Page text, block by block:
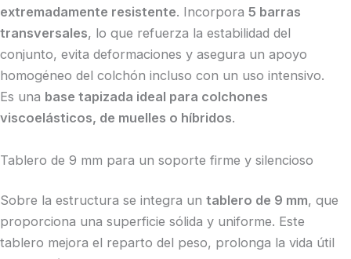
extremadamente resistente. Incorpora 5 barras
transversales, lo que refuerza la estabilidad del
conjunto, evita deformaciones y asegura un apoyo
homogéneo del colchón incluso con un uso intensivo.
Es una base tapizada ideal para colchones
viscoelásticos, de muelles o híbridos.
Tablero de 9 mm para un soporte firme y silencioso
Sobre la estructura se integra un tablero de 9 mm, que
proporciona una superficie sólida y uniforme. Este
tablero mejora el reparto del peso, prolonga la vida útil